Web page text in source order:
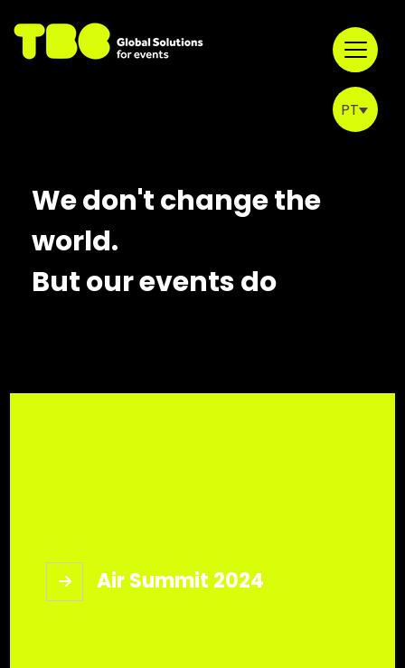
PT
Sobre Nós
Portfólio
Contactos
We don't change the
world.
But our events do
Air Summit 2024